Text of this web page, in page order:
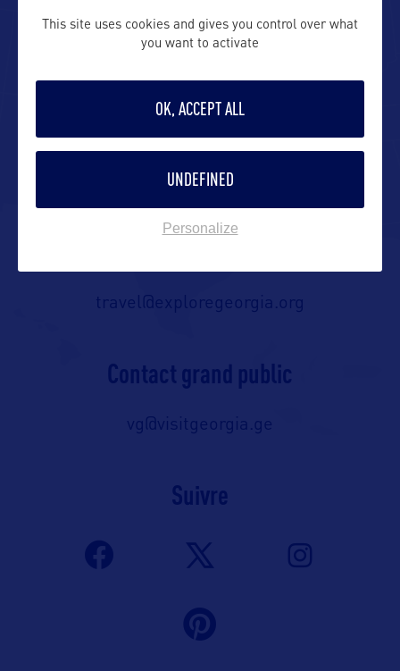
Explore Georgia
E-mail pro US :
travel@exploregeorgia.org
travel@exploregeorgia.org
Contact grand public
vg@visitgeorgia.ge
Suivre
This site uses cookies and gives you control over what
you want to activate
OK, ACCEPT ALL
UNDEFINED
Personalize